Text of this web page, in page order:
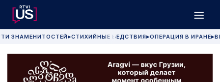
ЗНАМЕНИТОСТЕЙ▶СТИХИЙНЫЕ БЕДСТВИЯ▶ОПЕРАЦИЯ В ИРАНЕ▶